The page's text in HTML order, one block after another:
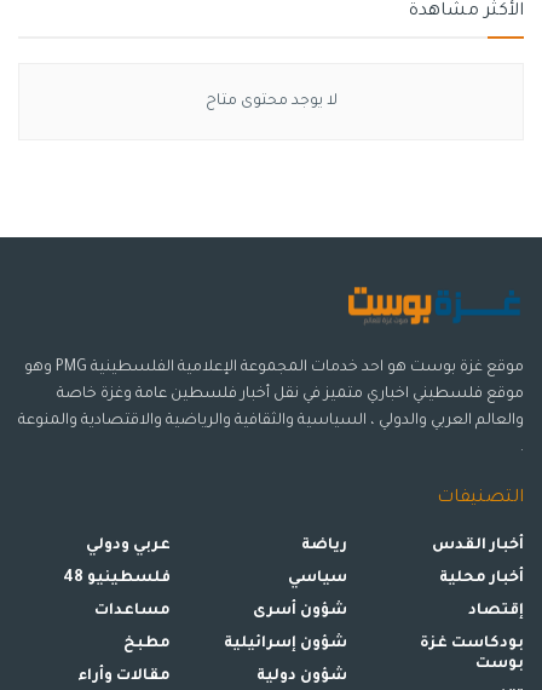
الأكثر مشاهدة
لا يوجد محتوى متاح
موقع غزة بوست هو احد خدمات المجموعة الإعلامية الفلسطينية PMG وهو
موقع فلسطيني اخباري متميز في نقل أخبار فلسطين عامة وغزة خاصة
والعالم العربي والدولي ، السياسية والثقافية والرياضية والاقتصادية والمنوعة
.
التصنيفات
أخبار القدس
أخبار محلية
إقتصاد
بودكاست غزة
بوست
رياضة
سياسي
شؤون أسرى
شؤون إسرائيلية
شؤون دولية
عربي ودولي
فلسطينيو 48
مساعدات
مطبخ
مقالات وأراء